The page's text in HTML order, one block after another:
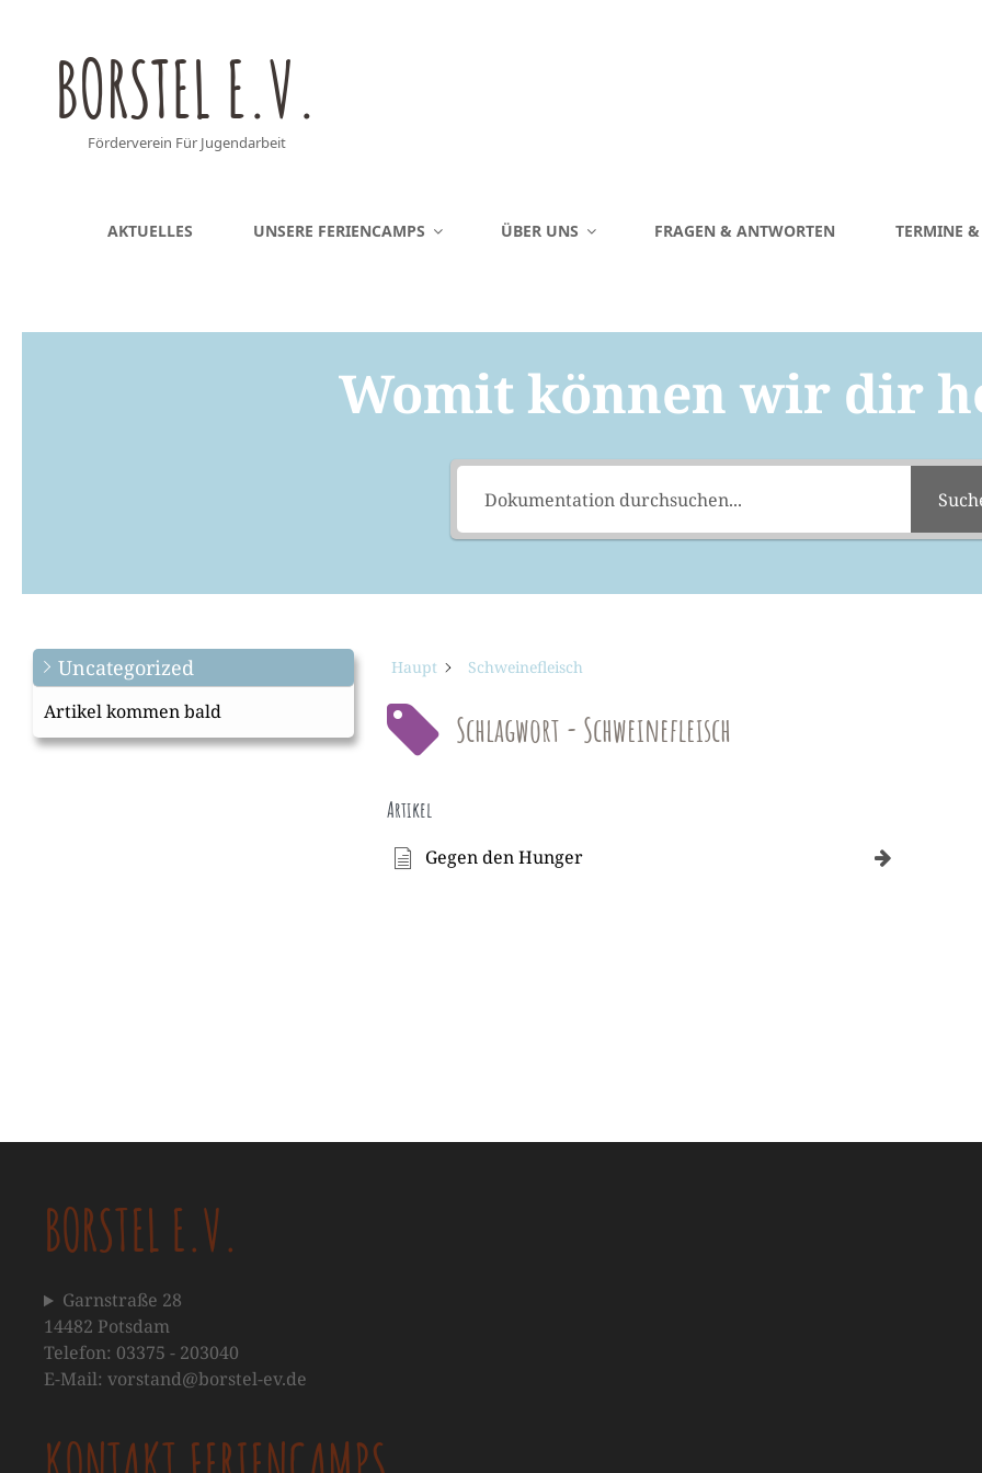
BORSTEL E.V.
Förderverein Für Jugendarbeit
AKTUELLES UNSERE FERIENCAMPS ÜBER UNS FRAGEN & ANTWORTEN TERMINE
Womit können wir dir
Uncategorized
Artikel kommen bald
Haupt Schweinefleisch
Schlagwort - Schweinefleisch
Artikel
Gegen den Hunger
BORSTEL E.V.
Garnstraße 28
14482 Potsdam
Telefon: 03375 - 203040
E-Mail: vorstand@borstel-ev.de